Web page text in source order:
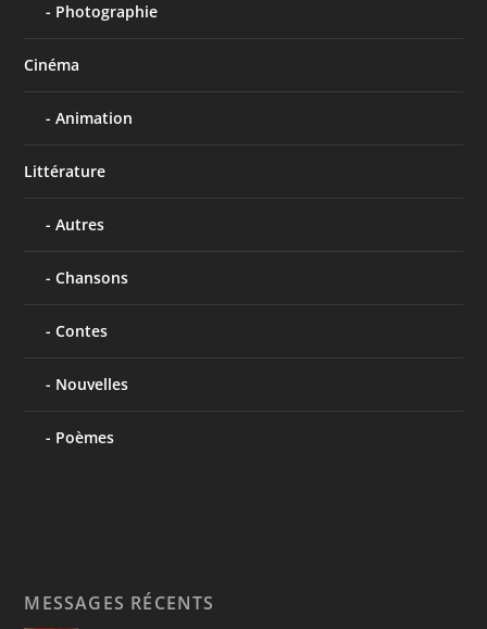
Photographie
Cinéma
Animation
Littérature
Autres
Chansons
Contes
Nouvelles
Poèmes
MESSAGES RÉCENTS